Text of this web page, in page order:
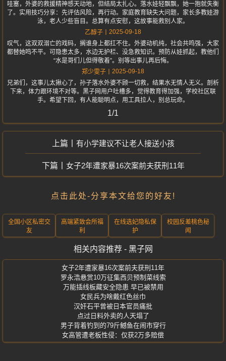
哇塞，外婆的救援精神感天动地，但结局太扎心。落水娃轻飘飘，她一抱就失衡
了。实用技巧分享：先评估风险，再行动。家庭教育缺失大问题，家长多教娃游
泳，老人少些盲目。总算有点安慰，这故事能救别人家。
乙醇子
2025-09-18
叹气，这双双溺亡的戏码，搁谁身上都扛不住。外婆动机纯，社会共鸣强，大家
都替她鸣不平。可隐患太多，水边无护栏、没急救知识。预防从娃抓起，教他们
“水是哥们儿但得敬着”。别等出事儿再后悔。
郑少雯子
2025-09-18
兄弟们，这事儿太揪心了，孙子落水外婆不顾一切救，结果水无情人无义。剖析
下来，体力跟环境不对等。黑子网用户吐槽多，觉得教育得加强，学校社区联
手。希望下回，有人能聪明点，用工具拉人，别总玩命。
1/1
有小学建议不让老人接送小孩
女子2年遭家暴16次案前夫获刑11年
点击此处-分享本文给您的好友!
全国小区私密交
友
高端紧致会所福
利
在线选妃隐私保
护
校园反差桃色秘
闻
相关内容推荐 - 黑子网
女子2年遭家暴16次案前夫获刑11年
罗永浩悬赏10万征集西贝预制菜线索
万能插线板藏安全隐患 早已被禁用
女民兵为啥戴红色丝巾
汉奸石平曾被日本官员痛批
点过日料外卖的人天塌了
男子背着钓到的79斤鳡鱼在闹市穿行
女高管遭老板性侵：仅获2万多赔偿